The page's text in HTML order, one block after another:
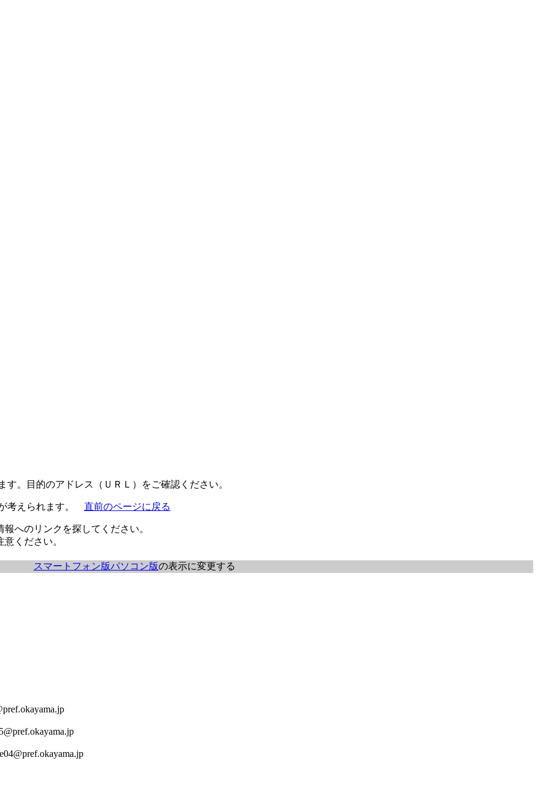
。目的のアドレス（ＵＲＬ）をご確認ください。
考えられます。 直前のページに戻る
へのリンクを探してください。
ください。
スマートフォン版パソコン版の表示に変更する